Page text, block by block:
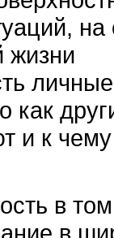
жизни
личные
как
и к чему
в